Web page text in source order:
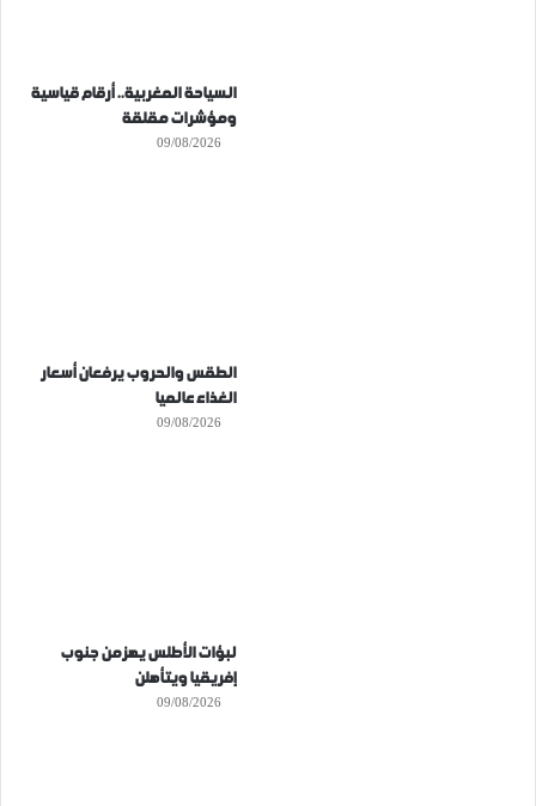
السياحة المغربية.. أرقام قياسية
ومؤشرات مقلقة
09/08/2026
الطقس والحروب يرفعان أسعار
الغذاء عالميا
09/08/2026
لبؤات الأطلس يهزمن جنوب
إفريقيا ويتأهلن
09/08/2026